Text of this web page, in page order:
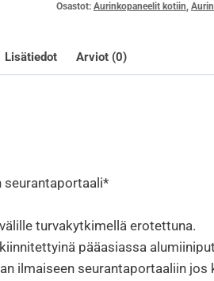
Osastot: Aurinkopaneelit kotiin,
Lisätiedot Arviot (0)
seurantaportaali*
turvakytkimellä erotettuna.
pääasiassa
ilmaiseen seurantaportaaliin